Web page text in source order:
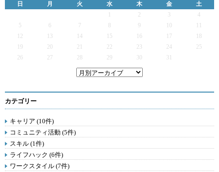
日 月 火 水 木 金
土
2 3
4
5
6 7 9
12
13 14 15 16 17
19
20 21 22 23 24
25
26
27 28 29 30 31
カテゴリー
キャリア (10件)
コミュニティ活動 (5件)
スキル (1件)
ライフハック (6件)
ワークスタイル (7件)